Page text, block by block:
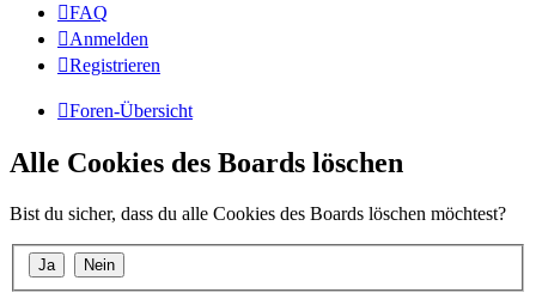
FAQ
Anmelden
Registrieren
Foren-Übersicht
Alle Cookies des Boards löschen
Bist du sicher, dass du alle Cookies des Boards löschen möchtest?